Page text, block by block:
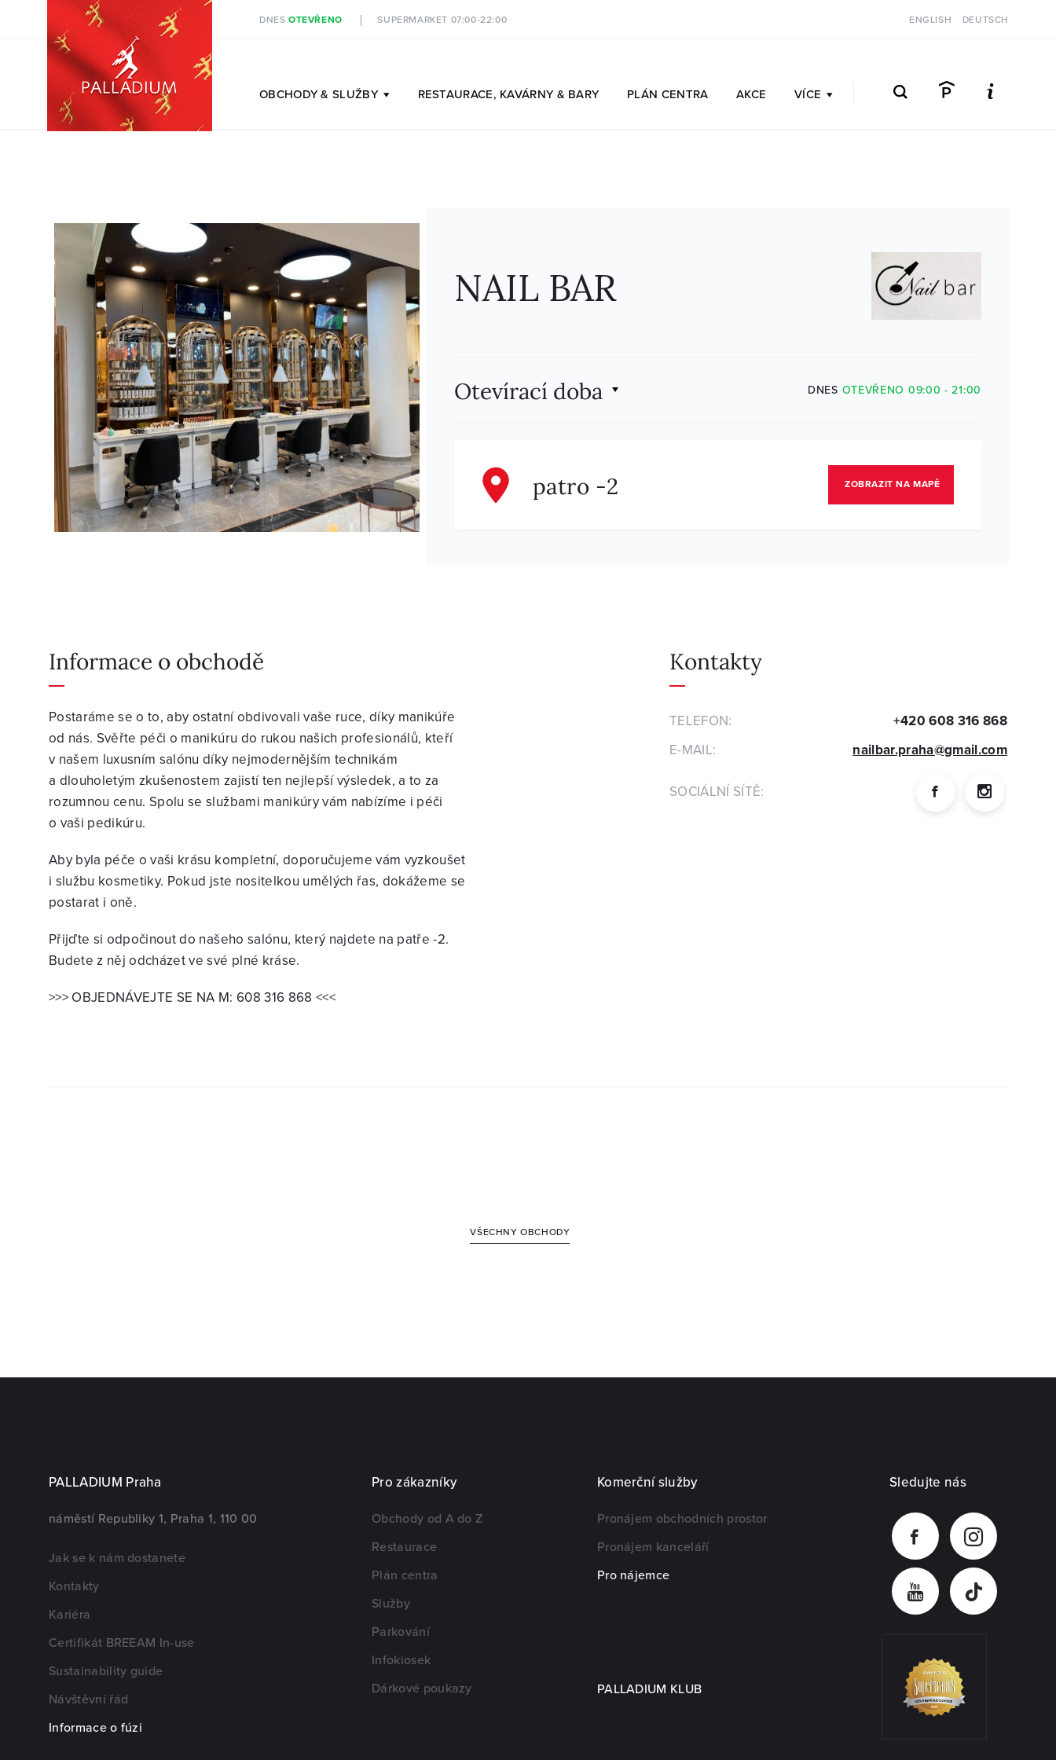
DNES OTEVŘENO SUPERMARKET 07:00-22:00 ENGLISH DEUTSCH
CS
OBCHODY& SLUŽBY RESTAURACE, KAVÁRNY & BARY PLÁN CENTRA AKCE VÍCE
NAIL BAR
Otevírací doba DNES OTEVŘENO 09:00 - 21:00
patro -2 ZOBRAZIT NA MAPĚ
Informace o obchodě
Postaráme se o to, aby ostatní obdivovali vaše ruce, díky manikúře
od nás. Svěřte péči o manikúru do rukou našich profesionálů, kteří
v našem luxusním salónu díky nejmodernějším technikám
a dlouholetým zkušenostem zajistí ten nejlepší výsledek, a to za
rozumnou cenu. Spolu se službami manikúry vám nabízíme i péči
o vaši pedikúru.
Aby byla péče o vaši krásu kompletní, doporučujeme vám vyzkoušet
i službu kosmetiky. Pokud jste nositelkou umělých řas, dokážeme se
postarat i oně.
Přijďte si odpočinout do našeho salónu, který najdete na patře -2.
Budete z něj odcházet ve své plné kráse.
>>> OBJEDNÁVEJTE SE NA M: 608 316 868 <<<
Kontakty
TELEFON:
+420 608 316 868
E-MAIL:
nailbar.praha@gmail.com
SOCIÁLNÍ SÍTĚ:
VŠECHNY OBCHODY
PALLADIUM Praha
náměstí Republiky 1, Praha 1, 110 00
Jak se k nám dostanete
Kontakty
Kariéra
Certifikát BREEAM In-use
Sustainability guide
Návštěvní řád
Informace o fúzi
Pro zákazníky
Obchody od A do Z
Restaurace
Plán centra
Služby
Parkování
Infokiosek
Dárkové poukazy
Komerční služby
Pronájem obchodních prostor
Pronájem kanceláří
Pro nájemce
PALLADIUM KLUB
Sledujte nás